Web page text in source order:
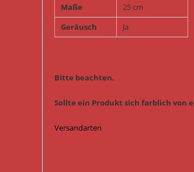
Maße
25 cm
Geräusch
Ja
Bitte beachten.
Sollte ein Produkt sich farblich von
Versandarten